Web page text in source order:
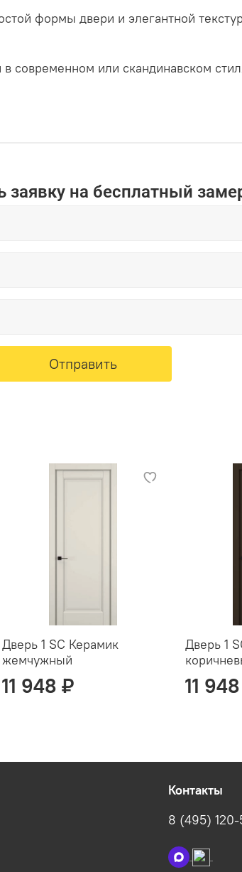
формы двери и элегантной
современном или скандинавском
заявку на бесплатный
Отправить
Дверь 1 SC Керамик
жемчужный
11 948 ₽
Дверь 1
11
Контакты
8 (495)